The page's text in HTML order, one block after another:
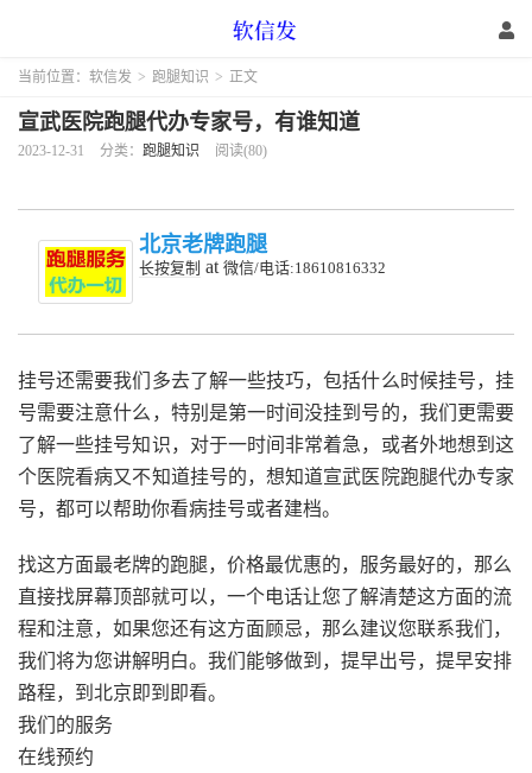
当前位置： 软信发 > 跑腿知识 > 正文
宣武医院跑腿代办专家号，有谁知道
2023-12-31 分类： 跑腿知识 阅读(80)
北京老牌跑腿
长按复制 at 微信/电话:18610816332
挂号还需要我们多去了解一些技巧，包括什么时候挂号，挂
号需要注意什么，特别是第一时间没挂到号的，我们更需要
了解一些挂号知识，对于一时间非常着急，或者外地想到这
个医院看病又不知道挂号的，想知道宣武医院跑腿代办专家
号，都可以帮助你看病挂号或者建档。
找这方面最老牌的跑腿，价格最优惠的，服务最好的，那么
直接找屏幕顶部就可以，一个电话让您了解清楚这方面的流
程和注意，如果您还有这方面顾忌，那么建议您联系我们，
我们将为您讲解明白。我们能够做到，提早出号，提早安排
路程，到北京即到即看。
我们的服务
在线预约